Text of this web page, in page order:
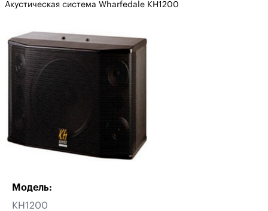
Акустическая система Wharfedale KH1200
Модель:
KH1200